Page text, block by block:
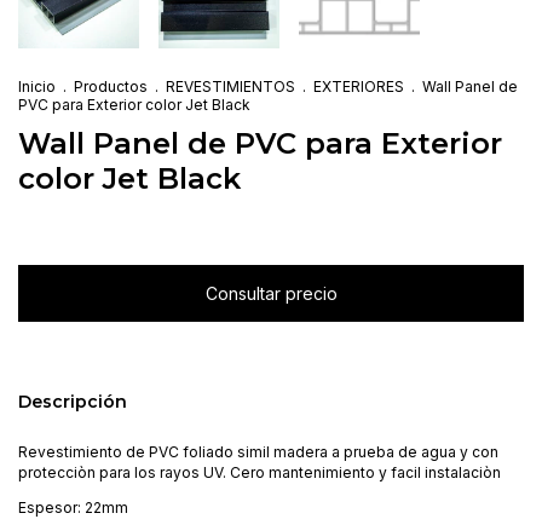
Inicio . Productos . REVESTIMIENTOS . EXTERIORES . Wall Panel de
PVC para Exterior color Jet Black
Wall Panel de PVC para Exterior
color Jet Black
Descripción
Revestimiento de PVC foliado simil madera a prueba de agua y con
protecciòn para los rayos UV. Cero mantenimiento y facil instalaciòn
Espesor: 22mm